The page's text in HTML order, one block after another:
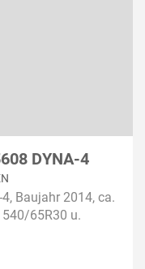
DYNA-4
Baujahr 2014, ca.
65R30 u.